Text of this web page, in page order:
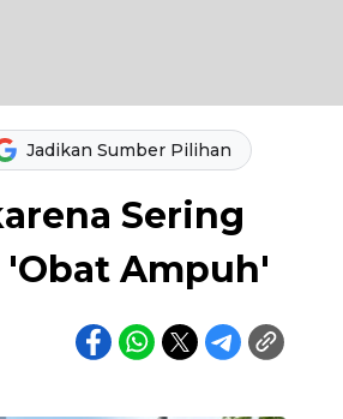
Jadikan Sumber Pilihan
Sering
Ampuh'